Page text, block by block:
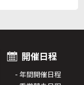
開催日程
- 年間開催日程